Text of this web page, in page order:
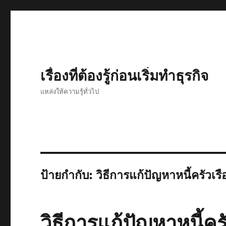
เรื่องที่ต้องรู้ก่อนเริ่มทำธุรกิจ
แหล่งให้ความรู้ทั่วไป
ป้ายกำกับ:วิธีการแก้ปัญหาหนี้ครัวเรื